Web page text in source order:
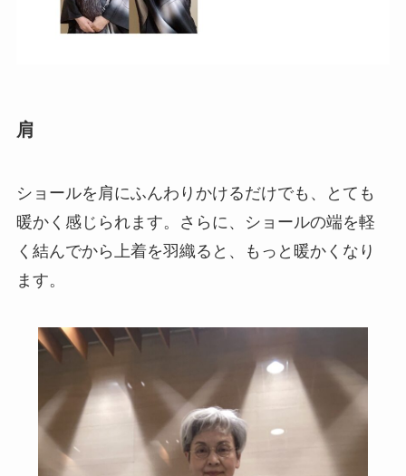
肩
ショールを肩にふんわりかけるだけでも、とても
暖かく感じられます。さらに、ショールの端を軽
く結んでから上着を羽織ると、もっと暖かくなり
ます。